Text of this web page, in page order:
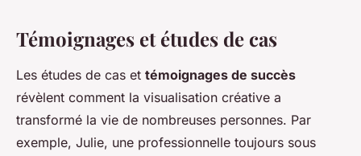
Témoignages et études de cas
Les études de cas et témoignages de succès
révèlent comment la visualisation créative a
transformé la vie de nombreuses personnes. Par
exemple, Julie, une professionnelle toujours sous